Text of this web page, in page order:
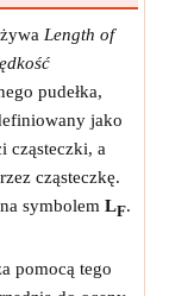
Length of
pudełka,
jako
cząsteczki, a
cząsteczkę.
symbolem LF.
pomocą tego